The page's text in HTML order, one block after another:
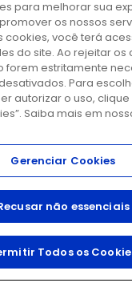
para melhorar sua
os nossos
cookies, você terá
do site. Ao rejeitar os
forem estritamente
Para
autorizar o uso, clique
Saiba mais em
Gerenciar Cookies
não essenciais
Todos os